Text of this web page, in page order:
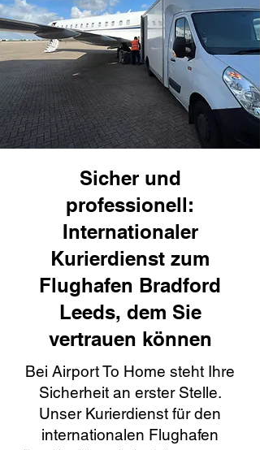
Sicher und
professionell:
Internationaler
Kurierdienst zum
Flughafen Bradford
Leeds, dem Sie
vertrauen können
Bei Airport To Home steht Ihre
Sicherheit an erster Stelle.
Unser Kurierdienst für den
internationalen Flughafen